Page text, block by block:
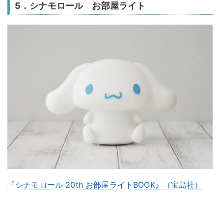
5．シナモロール お部屋ライト
『シナモロール 20th お部屋ライトBOOK』（宝島社）